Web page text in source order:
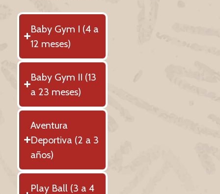
Baby Gym I (4 a
12 meses)
Baby Gym II (13
a 23 meses)
Aventura
Deportiva (2 a 3
años)
Play Ball (3 a 4